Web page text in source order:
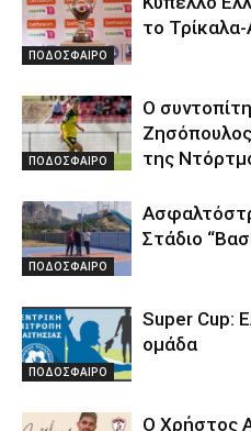
ΠΟΔΟΣΦΑΙΡΟ
το
ΠΟΔΟΣΦΑΙΡΟ
Ο
της
ΠΟΔΟΣΦΑΙΡΟ
Στάδιο
ΠΟΔΟΣΦΑΙΡΟ
Super Cup:
ομάδα
Ο Χρήστος